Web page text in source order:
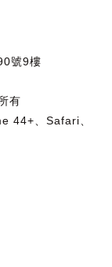
號9樓
有
44+、Safari、